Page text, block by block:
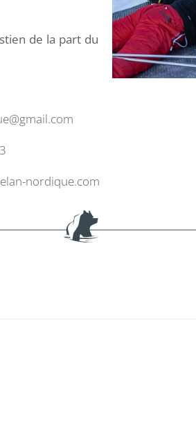
de la part du
nordique.com